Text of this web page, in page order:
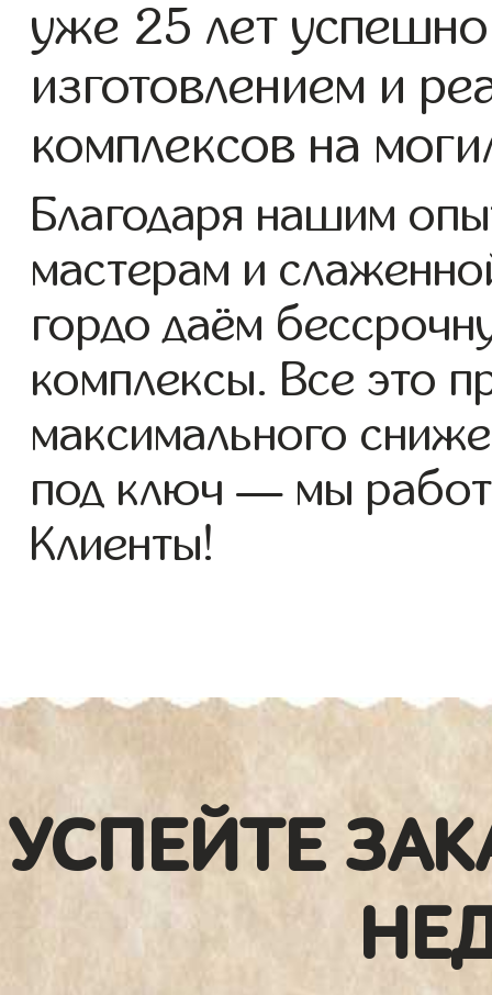
уже 25 лет
изготовлением и
комплексов на
Благодаря нашим
мастерам и
гордо даём
комплексы. Все это
максимального
под ключ — мы
Клиенты!
УСПЕЙТЕ